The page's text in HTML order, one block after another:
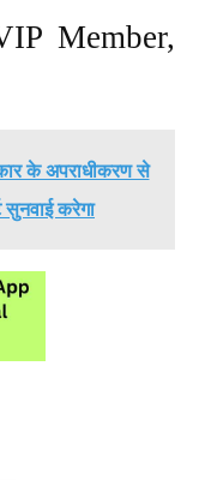
Member,
के अपराधीकरण से
सुनवाई करेगा